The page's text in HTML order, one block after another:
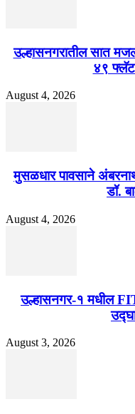
उल्हासनगरातील सात
४९
August 4, 2026
मुसळधार पावसाने
डॉ.
August 4, 2026
उल्हासनगर-१ मधील
August 3, 2026